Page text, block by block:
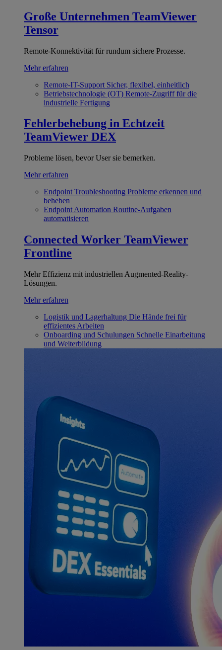
Große Unternehmen TeamViewer
Tensor
Remote-Konnektivität für rundum sichere Prozesse.
Mehr erfahren
Remote-IT-Support Sicher, flexibel, einheitlich
Betriebstechnologie (OT) Remote-Zugriff für die
industrielle Fertigung
Fehlerbehebung in Echtzeit
TeamViewer DEX
Probleme lösen, bevor User sie bemerken.
Mehr erfahren
Endpoint Troubleshooting Probleme erkennen und
beheben
Endpoint Automation Routine-Aufgaben
automatisieren
Connected Worker TeamViewer
Frontline
Mehr Effizienz mit industriellen Augmented-Reality-
Lösungen.
Mehr erfahren
Logistik und Lagerhaltung Die Hände frei für
effizientes Arbeiten
Onboarding und Schulungen Schnelle Einarbeitung
und Weiterbildung